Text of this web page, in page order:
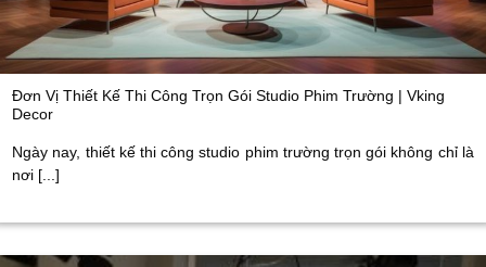
Đơn Vị Thiết Kế Thi Công Trọn Gói Studio Phim Trường | Vking
Decor
Ngày nay, thiết kế thi công studio phim trường trọn gói không chỉ là
nơi [...]